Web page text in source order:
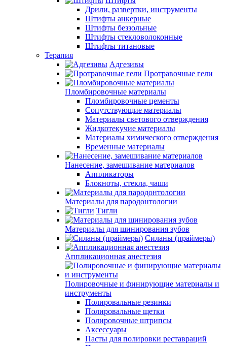
Дрили, развертки, инструменты
Штифты анкерные
Штифты беззольные
Штифты стекловолоконные
Штифты титановые
Терапия
Адгезивы
Протравочные гели
Пломбировочные материалы
Пломбировочные цементы
Сопутствующие материалы
Материалы светового отверждения
Жидкотекучие материалы
Материалы химического отверждения
Временные материалы
Нанесение, замешивание материалов
Аппликаторы
Блокноты, стекла, чаши
Материалы для пародонтологии
Тигли
Материалы для шинирования зубов
Силаны (праймеры)
Аппликационная анестезия
Полировочные и финирующие материалы и
инструменты
Полировальные резинки
Полировальные щетки
Полировочные штрипсы
Аксессуары
Пасты для полировки реставраций